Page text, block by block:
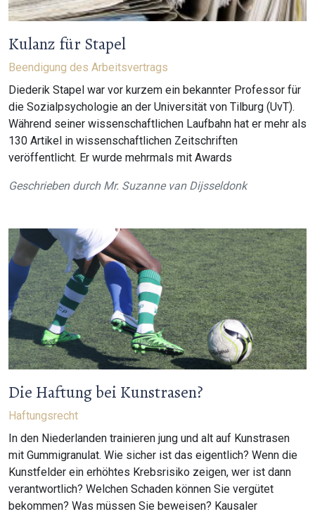
Kulanz für Stapel
Beendigung des Arbeitsvertrags
Diederik Stapel war vor kurzem ein bekannter Professor für
die Sozialpsychologie an der Universität von Tilburg (UvT).
Während seiner wissenschaftlichen Laufbahn hat er mehr als
130 Artikel in wissenschaftlichen Zeitschriften
veröffentlicht. Er wurde mehrmals mit Awards
Geschrieben durch Mr. Suzanne van Dijsseldonk
Die Haftung bei Kunstrasen?
Haftungsrecht
In den Niederlanden trainieren jung und alt auf Kunstrasen
mit Gummigranulat. Wie sicher ist das eigentlich? Wenn die
Kunstfelder ein erhöhtes Krebsrisiko zeigen, wer ist dann
verantwortlich? Welchen Schaden können Sie vergütet
bekommen? Was müssen Sie beweisen? Kausaler